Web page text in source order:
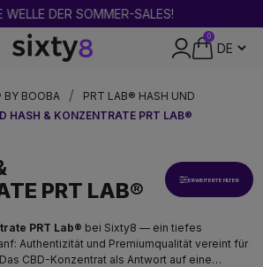
WELLE DER SOMMER-SALES!
0
BY BOOBA
PRT LAB® HASH UND
HASH & KONZENTRATE PRT LAB®
PRT LAB®
ERWEITERTE FILTER
PRT Lab® bei Sixty8 — ein tiefes
Authentizität und Premiumqualität vereint für
CBD-Konzentrat als Antwort auf eine